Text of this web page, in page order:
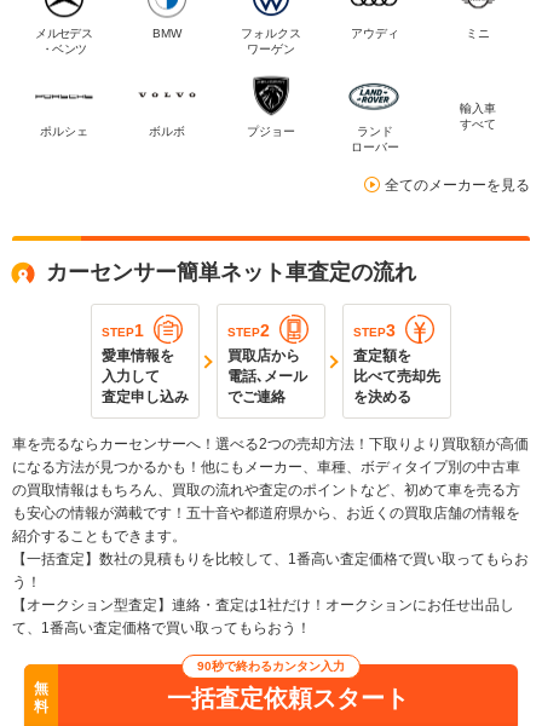
メルセデス
・ベンツ
BMW
フォルクス
ワーゲン
アウディ ミニ
ポルシェ ボルボ プジョー
ランド
ローバー
輸入車
すべて
全てのメーカーを見る
カーセンサー簡単ネット車査定の流れ
STEP1
愛車情報を
入力して
査定申し込み
STEP2
買取店から
電話､メール
でご連絡
STEP3
査定額を
比べて売却先
を決める
車を売るならカーセンサーへ！選べる2つの売却方法！下取りより買取額が高価
になる方法が見つかるかも！他にもメーカー、車種、ボディタイプ別の中古車
の買取情報はもちろん、買取の流れや査定のポイントなど、初めて車を売る方
も安心の情報が満載です！五十音や都道府県から、お近くの買取店舗の情報を
紹介することもできます。
【一括査定】数社の見積もりを比較して、1番高い査定価格で買い取ってもらお
う！
【オークション型査定】連絡・査定は1社だけ！オークションにお任せ出品し
て、1番高い査定価格で買い取ってもらおう！
無
料
90秒で終わるカンタン入力
一括査定依頼スタート